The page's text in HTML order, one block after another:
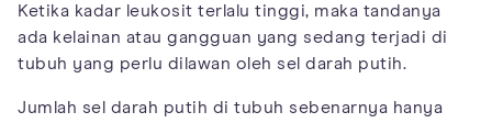
Ketika kadar leukosit terlalu tinggi, maka tandanya
ada kelainan atau gangguan yang sedang terjadi di
tubuh yang perlu dilawan oleh sel darah putih.
Jumlah sel darah putih di tubuh sebenarnya hanya